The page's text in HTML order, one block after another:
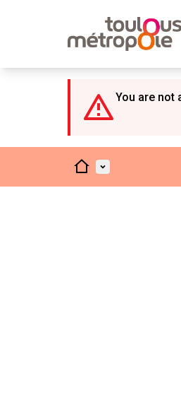
You are not
AccueilMenu principal